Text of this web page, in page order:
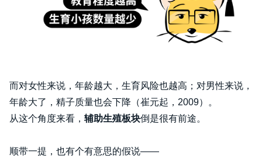
而对女性来说，年龄越大，生育风险也越高；对男性来说，
年龄大了，精子质量也会下降（崔元起，2009）。
从这个角度来看， 辅助生殖板块倒是很有前途。
顺带一提，也有个有意思的假说——